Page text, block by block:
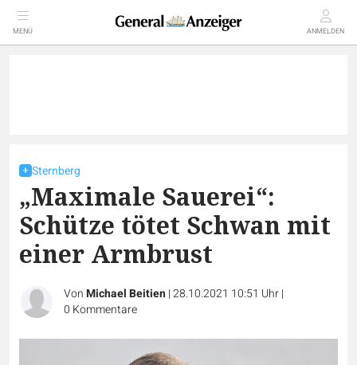
MENÜ ANMELDEN
Sternberg
„Maximale Sauerei“:
Schütze tötet Schwan mit
einer Armbrust
VonMichael Beitien|28.10.2021 10:51 Uhr|
0 Kommentare